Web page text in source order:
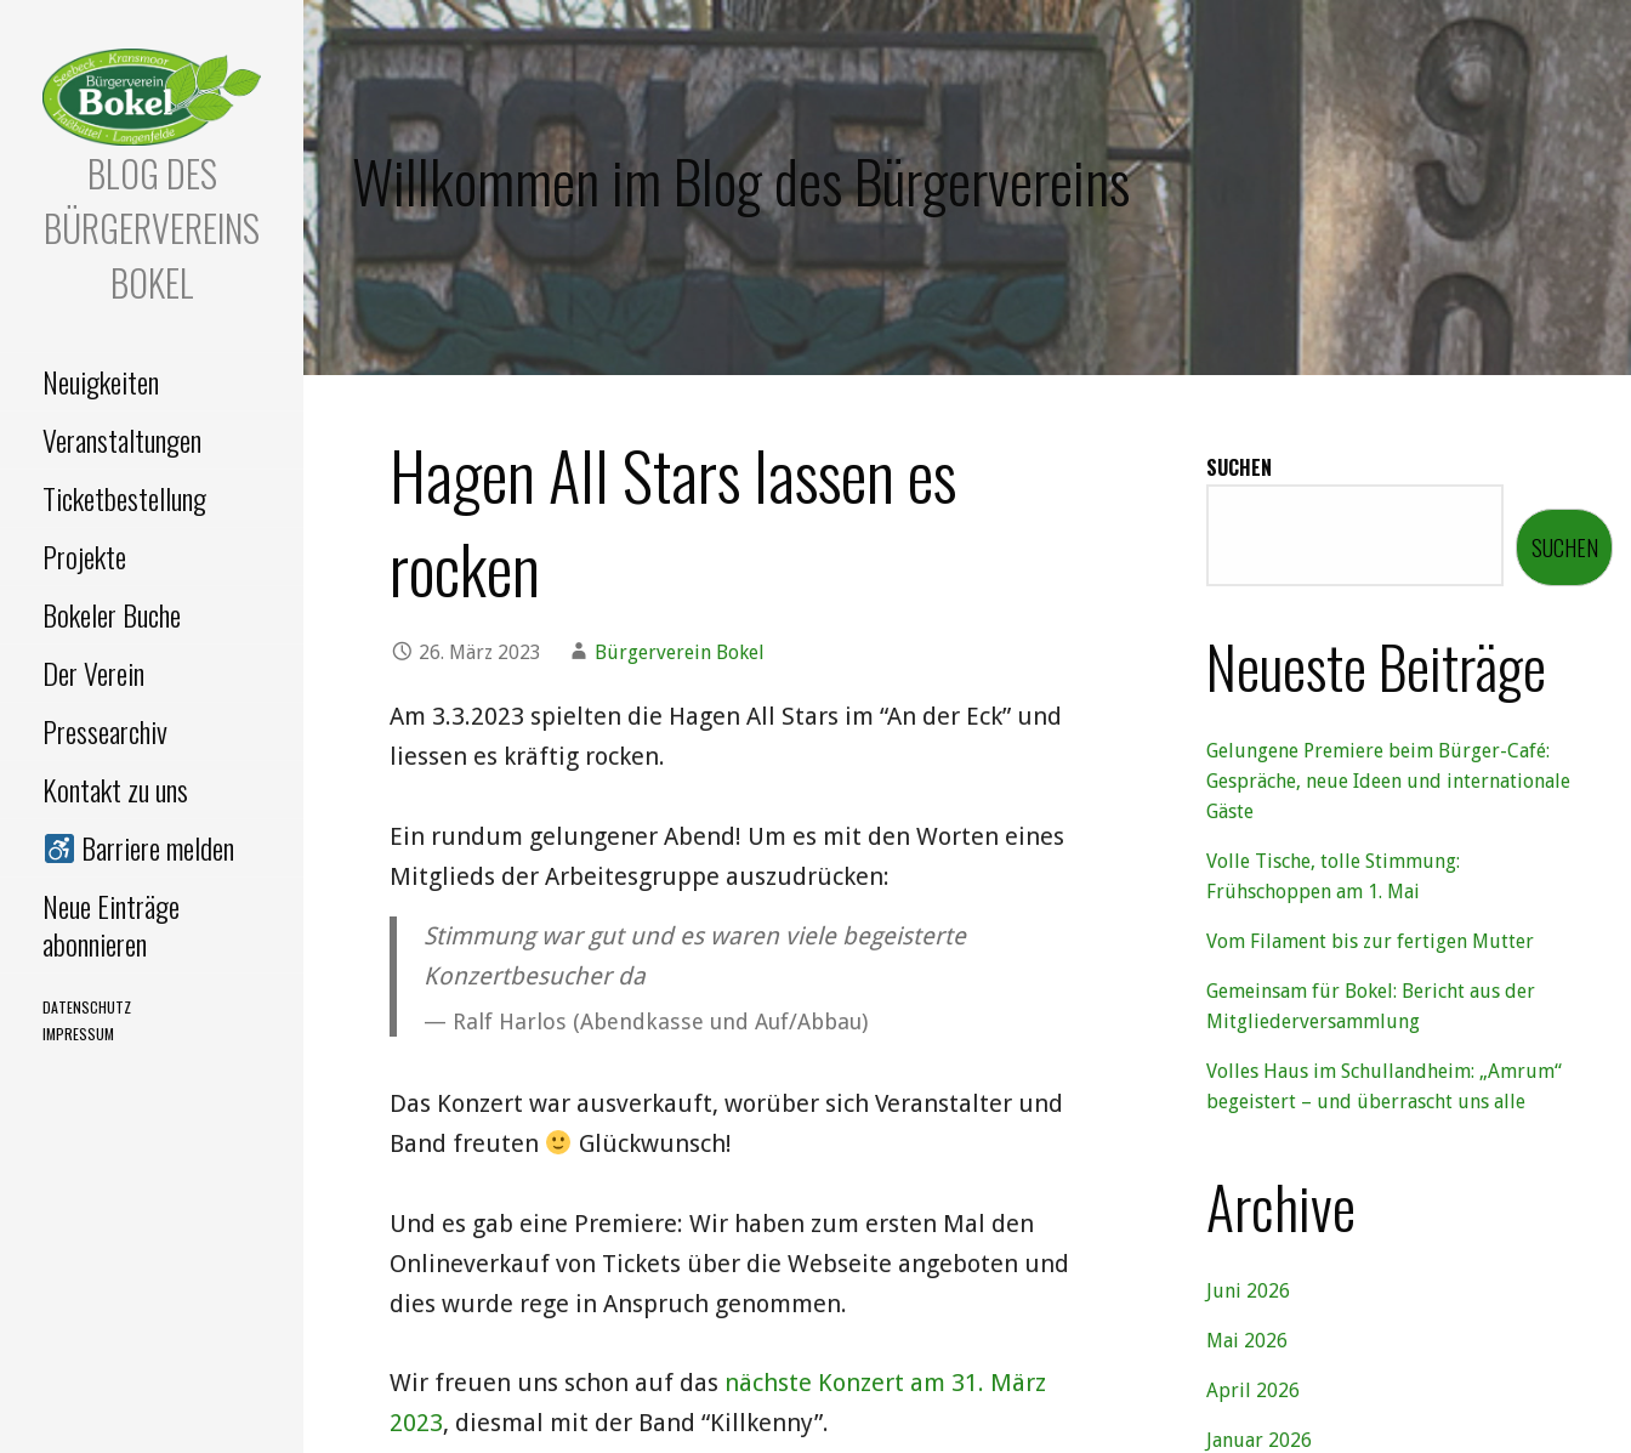
Zum
Inhalt
springen
BLOG DES
BÜRGERVEREINS
BOKEL
Neuigkeiten
Veranstaltungen
Ticketbestellung
Projekte
Bokeler Buche
Der Verein
Pressearchiv
Kontakt zu uns
Barriere melden
Neue Einträge
abonnieren
DATENSCHUTZ
IMPRESSUM
Willkommen im Blog des Bürgervereins
Hagen All Stars lassen es
rocken
26. März 2023 Bürgerverein Bokel
Am 3.3.2023 spielten die Hagen All Stars im “An der Eck” und
liessen es kräftig rocken.
Ein rundum gelungener Abend! Um es mit den Worten eines
Mitglieds der Arbeitesgruppe auszudrücken:
Stimmung war gut und es waren viele begeisterte
Konzertbesucher da
Ralf Harlos (Abendkasse und Auf/Abbau)
Das Konzert war ausverkauft, worüber sich Veranstalter und
Band freuten
Glückwunsch!
Und es gab eine Premiere: Wir haben zum ersten Mal den
Onlineverkauf von Tickets über die Webseite angeboten und
dies wurde rege in Anspruch genommen.
Wir freuen uns schon auf das nächste Konzert am 31. März
2023, diesmal mit der Band “Killkenny”.
SUCHEN
SUCHEN
Neueste Beiträge
Gelungene Premiere beim Bürger-Café:
Gespräche, neue Ideen und internationale
Gäste
Volle Tische, tolle Stimmung:
Frühschoppen am 1. Mai
Vom Filament bis zur fertigen Mutter
Gemeinsam für Bokel: Bericht aus der
Mitgliederversammlung
Volles Haus im Schullandheim: „Amrum“
begeistert – und überrascht uns alle
Archive
Juni 2026
Mai 2026
April 2026
Januar 2026